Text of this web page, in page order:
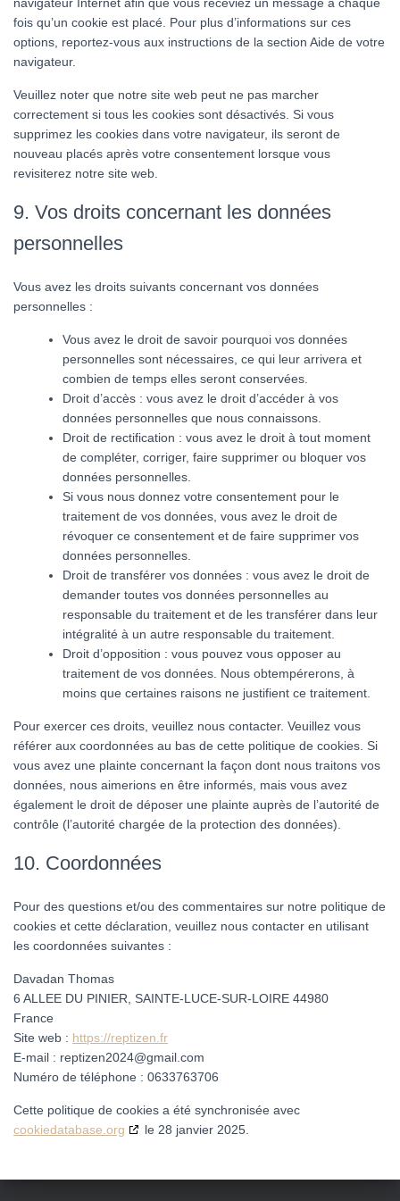
fois qu’un cookie est placé. Pour plus d’informations sur ces
options, reportez-vous aux instructions de la section Aide de votre
navigateur.
Veuillez noter que notre site web peut ne pas marcher
correctement si tous les cookies sont désactivés. Si vous
supprimez les cookies dans votre navigateur, ils seront de
nouveau placés après votre consentement lorsque vous
revisiterez notre site web.
9. Vos droits concernant les données
personnelles
Vous avez les droits suivants concernant vos données
personnelles :
Vous avez le droit de savoir pourquoi vos données
personnelles sont nécessaires, ce qui leur arrivera et
combien de temps elles seront conservées.
Droit d’accès : vous avez le droit d’accéder à vos
données personnelles que nous connaissons.
Droit de rectification : vous avez le droit à tout moment
de compléter, corriger, faire supprimer ou bloquer vos
données personnelles.
Si vous nous donnez votre consentement pour le
traitement de vos données, vous avez le droit de
révoquer ce consentement et de faire supprimer vos
données personnelles.
Droit de transférer vos données : vous avez le droit de
demander toutes vos données personnelles au
responsable du traitement et de les transférer dans leur
intégralité à un autre responsable du traitement.
Droit d’opposition : vous pouvez vous opposer au
traitement de vos données. Nous obtempérerons, à
moins que certaines raisons ne justifient ce traitement.
Pour exercer ces droits, veuillez nous contacter. Veuillez vous
référer aux coordonnées au bas de cette politique de cookies. Si
vous avez une plainte concernant la façon dont nous traitons vos
données, nous aimerions en être informés, mais vous avez
également le droit de déposer une plainte auprès de l’autorité de
contrôle (l’autorité chargée de la protection des données).
10. Coordonnées
Pour des questions et/ou des commentaires sur notre politique de
cookies et cette déclaration, veuillez nous contacter en utilisant
les coordonnées suivantes :
Davadan Thomas
6 ALLEE DU PINIER, SAINTE-LUCE-SUR-LOIRE 44980
France
Site web : https://reptizen.fr
E-mail : reptizen2024@gmail.com
Numéro de téléphone : 0633763706
Cette politique de cookies a été synchronisée avec
cookiedatabase.org
le 28 janvier 2025.